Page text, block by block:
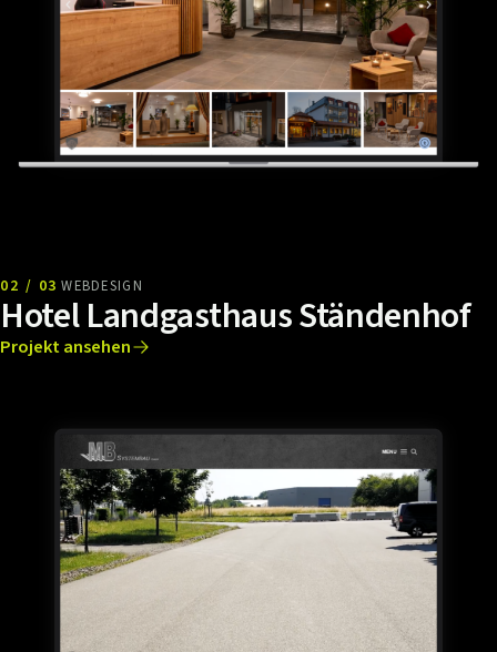
02 / 03 WEBDESIGN
Hotel Landgasthaus Ständenhof
Projekt ansehen